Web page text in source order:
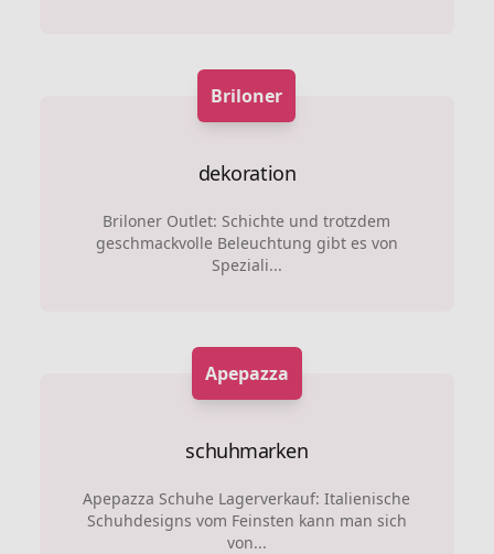
Briloner
dekoration
Briloner Outlet: Schichte und trotzdem
geschmackvolle Beleuchtung gibt es von
Speziali...
Apepazza
schuhmarken
Apepazza Schuhe Lagerverkauf: Italienische
Schuhdesigns vom Feinsten kann man sich
von...